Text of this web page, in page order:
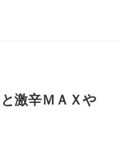
激辛ＭＡＸや